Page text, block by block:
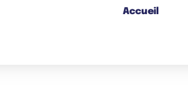
Accueil